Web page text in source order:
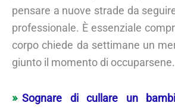
pensare a nuove strade da
professionale. È essenziale
corpo chiede da settimane un
giunto il momento di occuparsene.
Sognare di cullare un